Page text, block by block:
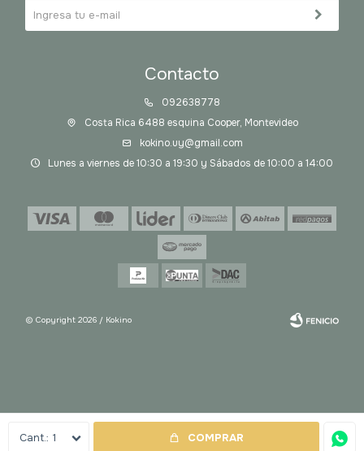
1 COMPRAR
Contacto
092638778
Costa Rica 6488 esquina Cooper, Montevideo
kokino.uy@gmail.com
Lunes a viernes de 10:30 a 19:30 y Sábados de 10:00 a 14:00
© Copyright 2026 / Kokino